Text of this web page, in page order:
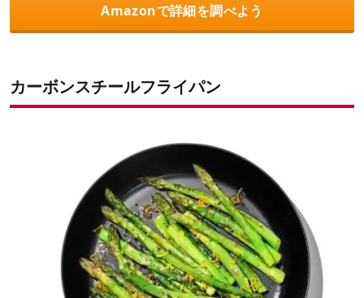
Amazonで詳細を調べよう
カーボンスチールフライパン